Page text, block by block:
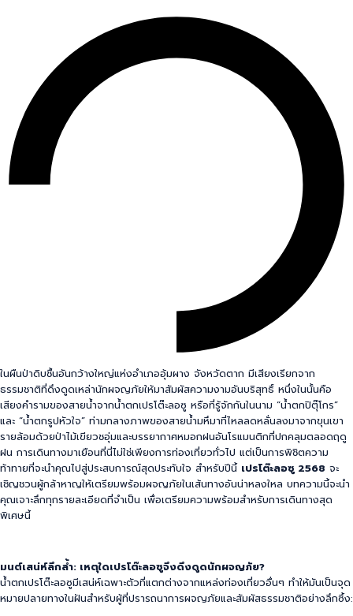
ในผืนป่าดิบชื้นอันกว้างใหญ่แห่งอำเภออุ้มผาง จังหวัดตาก มีเสียงเรียกจาก
ธรรมชาติที่ดึงดูดเหล่านักผจญภัยให้มาสัมผัสความงามอันบริสุทธิ์ หนึ่งในนั้นคือ
เสียงคำรามของสายน้ำจากน้ำตกเปรโต๊ะลอซู หรือที่รู้จักกันในนาม “น้ำตกปิตุ๊โกร”
และ “น้ำตกรูปหัวใจ” ท่ามกลางภาพของสายน้ำมหึมาที่ไหลลดหลั่นลงมาจากขุนเขา
รายล้อมด้วยป่าไม้เขียวชอุ่มและบรรยากาศหมอกฝนอันโรแมนติกที่ปกคลุมตลอดฤดู
ฝน การเดินทางมาเยือนที่นี่ไม่ใช่เพียงการท่องเที่ยวทั่วไป แต่เป็นการพิชิตความ
ท้าทายที่จะนำคุณไปสู่ประสบการณ์สุดประทับใจ สำหรับปีนี้ เปรโต๊ะลอซู 2568 จะ
เชิญชวนผู้กล้าหาญให้เตรียมพร้อมผจญภัยในเส้นทางอันน่าหลงใหล บทความนี้จะนำ
คุณเจาะลึกทุกรายละเอียดที่จำเป็น เพื่อเตรียมความพร้อมสำหรับการเดินทางสุด
พิเศษนี้
มนต์เสน่ห์ลึกล้ำ: เหตุใดเปรโต๊ะลอซูจึงดึงดูดนักผจญภัย?
น้ำตกเปรโต๊ะลอซูมีเสน่ห์เฉพาะตัวที่แตกต่างจากแหล่งท่องเที่ยวอื่นๆ ทำให้มันเป็นจุด
หมายปลายทางในฝันสำหรับผู้ที่ปรารถนาการผจญภัยและสัมผัสธรรมชาติอย่างลึกซึ้ง: